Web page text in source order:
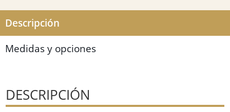
Descripción
Medidas y opciones
DESCRIPCIÓN